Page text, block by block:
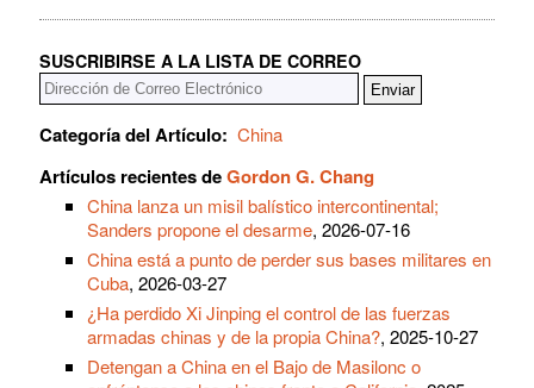
SUSCRIBIRSE A LA LISTA DE CORREO
Categoría del Artículo: China
Artículos recientes deGordon G. Chang
China lanza un misil balístico intercontinental;
Sanders propone el desarme, 2026-07-16
China está a punto de perder sus bases militares en
Cuba, 2026-03-27
¿Ha perdido Xi Jinping el control de las fuerzas
armadas chinas y de la propia China?, 2025-10-27
Detengan a China en el Bajo de Masilonc o